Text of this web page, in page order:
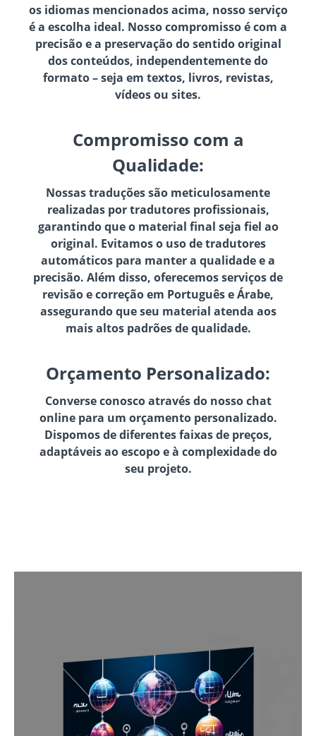
os idiomas mencionados acima, nosso serviço
é a escolha ideal. Nosso compromisso é com a
precisão e a preservação do sentido original
dos conteúdos, independentemente do
formato – seja em textos, livros, revistas,
vídeos ou sites.
Compromisso com a
Qualidade:
Nossas traduções são meticulosamente
realizadas por tradutores profissionais,
garantindo que o material final seja fiel ao
original. Evitamos o uso de tradutores
automáticos para manter a qualidade e a
precisão. Além disso, oferecemos serviços de
revisão e correção em Português e Árabe,
assegurando que seu material atenda aos
mais altos padrões de qualidade.
Orçamento Personalizado:
Converse conosco através do nosso chat
online para um orçamento personalizado.
Dispomos de diferentes faixas de preços,
adaptáveis ao escopo e à complexidade do
seu projeto.